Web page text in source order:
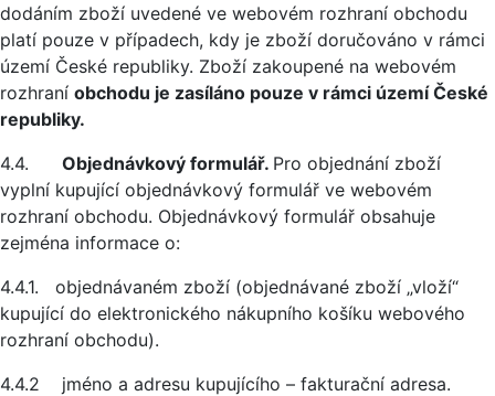
dodáním zboží uvedené ve webovém rozhraní obchodu
platí pouze v případech, kdy je zboží doručováno v rámci
území České republiky. Zboží zakoupené na webovém
rozhraní obchodu je zasíláno pouze v rámci území České
republiky.
4.4. Objednávkový formulář. Pro objednání zboží
vyplní kupující objednávkový formulář ve webovém
rozhraní obchodu. Objednávkový formulář obsahuje
zejména informace o:
4.4.1. objednávaném zboží (objednávané zboží „vloží“
kupující do elektronického nákupního košíku webového
rozhraní obchodu).
4.4.2 jméno a adresu kupujícího – fakturační adresa.